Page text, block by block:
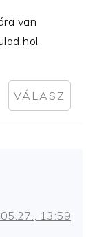
van
hol
VÁLASZ
13:59